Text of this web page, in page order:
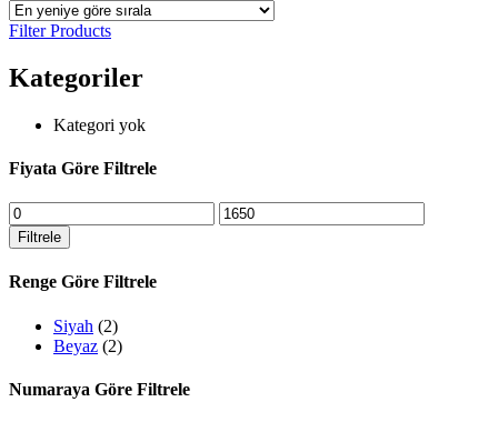
Filter Products
Kategoriler
Kategori yok
Fiyata Göre Filtrele
En
düşük
fiyat
En
yüksek
Filtrele
Renge Göre Filtrele
Siyah (2)
Beyaz (2)
Numaraya Göre Filtrele